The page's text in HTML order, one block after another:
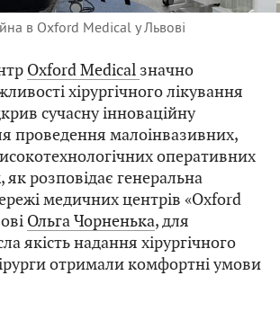
в Oxford Medical у Львові
Oxford Medical значно
хірургічного лікування
сучасну інноваційну
проведення малоінвазивних,
оперативних
розповідає генеральна
медичних центрів «Oxford
Ольга Чорненька, для
якість надання хірургічного
отримали комфортні умови